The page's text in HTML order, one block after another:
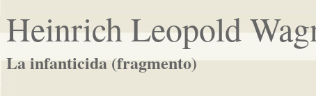
Heinrich Leopold
La infanticida (fragmento)